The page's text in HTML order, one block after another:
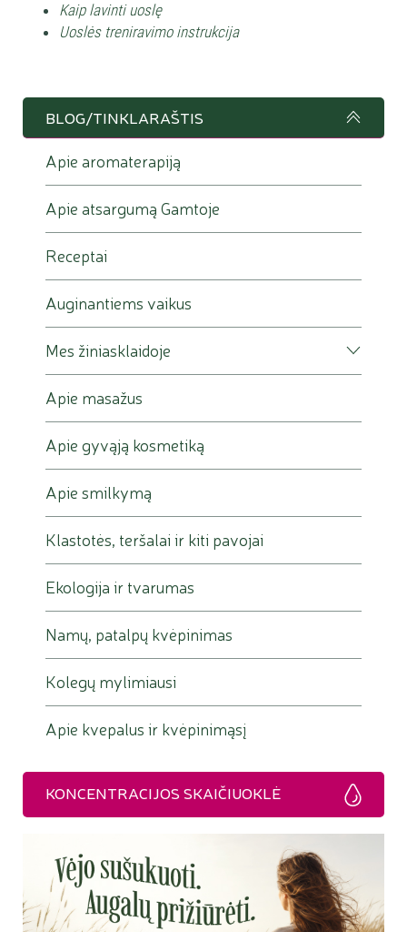
Kaip lavinti uoslę
Uoslės treniravimo instrukcija
BLOG/TINKLARAŠTIS
Apie aromaterapiją
Apie atsargumą Gamtoje
Receptai
Auginantiems vaikus
Mes žiniasklaidoje
Apie masažus
Apie gyvąją kosmetiką
Apie smilkymą
Klastotės, teršalai ir kiti pavojai
Ekologija ir tvarumas
Namų, patalpų kvėpinimas
Kolegų mylimiausi
Apie kvepalus ir kvėpinimąsį
KONCENTRACIJOS SKAIČIUOKLĖ